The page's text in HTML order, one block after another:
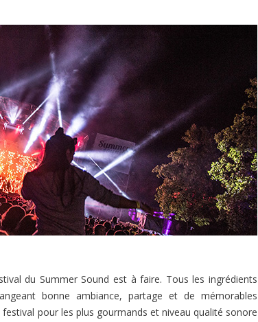
du Summer Sound est à faire. Tous les ingrédients
bonne ambiance, partage et de mémorables
pour les plus gourmands et niveau qualité sonore